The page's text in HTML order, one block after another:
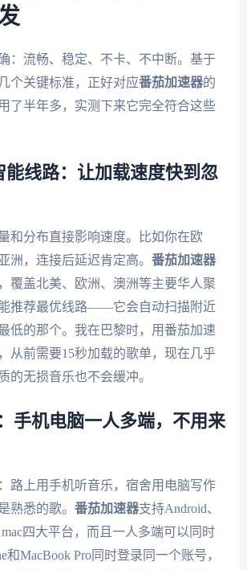
：流畅、稳定、不卡、不中断。基于
个关键标准，正好对应番茄加速器的
半年多，实测下来它完全符合这些
能线路：让加载速度快到忽
和分布直接影响速度。比如你在欧
洲，连接后延迟肯定高。 番茄加速器
覆盖北美、欧洲、澳洲等主要华人聚
推荐最优线路——它会自动扫描附近
低的那个。我在巴黎时，用番茄加速
从前需要15秒加载的歌单，现在几乎
的无损音乐也不会缓冲。
手机电脑一人多端，不用来
路上用手机听音乐，宿舍用电脑写作
熟悉的歌。 番茄加速器支持Android、
四大平台，而且一人多端可以同时
MacBook Pro同时登录同一个账号，